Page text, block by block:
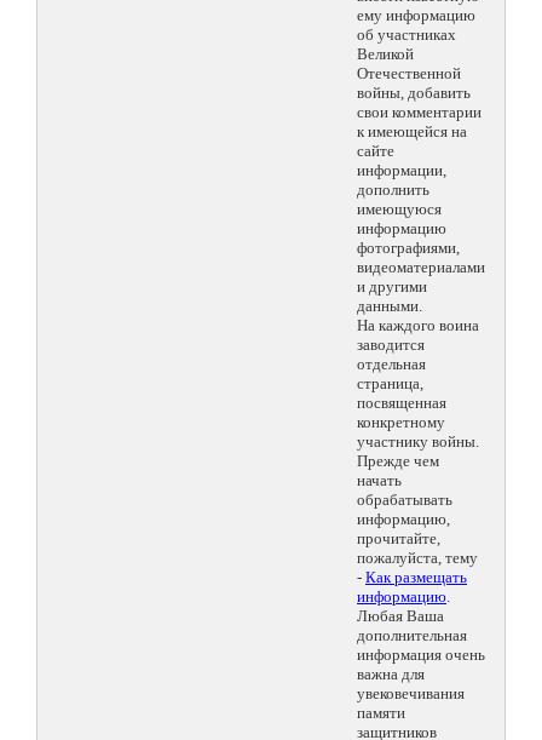
ему информацию
об участниках
Великой
Отечественной
войны, добавить
свои комментарии
к имеющейся на
сайте
информации,
дополнить
имеющуюся
информацию
фотографиями,
видеоматериалами
и другими
данными.
На каждого воина
заводится
отдельная
страница,
посвященная
конкретному
участнику войны.
Прежде чем
начать
обрабатывать
информацию,
прочитайте,
пожалуйста, тему
- Как размещать
информацию.
Любая Ваша
дополнительная
информация очень
важна для
увековечивания
памяти
защитников